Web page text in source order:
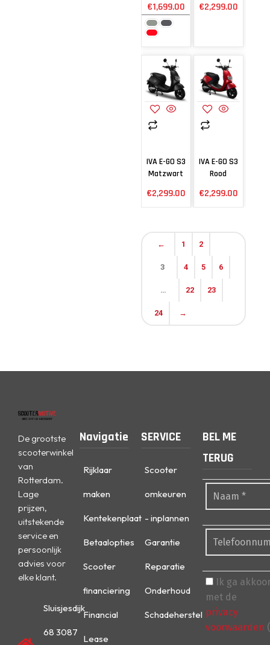
€1,699.00 €2,299.00
IVA E-GO S3
Matzwart
€2,299.00
IVA E-GO S3
Rood
€2,299.00
← 1 2
3 4 5 6
… 22 23
24 →
De grootste
scooterwinkel
van
Rotterdam.
Lage
prijzen,
uitstekende
service en
persoonlijk
advies voor
elke klant.
Sluisjesdijk
68 3087
Navigatie
Rijklaar
maken
Kentekenplaat
Betaalopties
Scooter
financiering
Financial
Lease
SERVICE
Scooter
omkeuren
- inplannen
Garantie
Reparatie
Onderhoud
Schadeherstel
BEL ME
TERUG
Ik ga
met de
privacy
voorwaarden